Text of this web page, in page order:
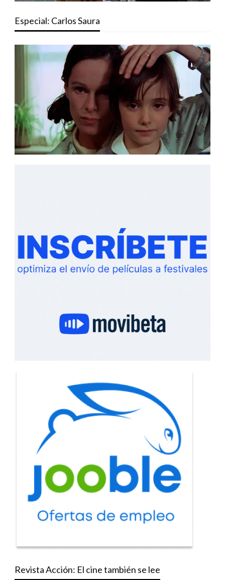
Especial: Carlos Saura
Revista Acción: El cine también se lee